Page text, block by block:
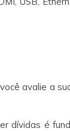
avalie a
dívidas é